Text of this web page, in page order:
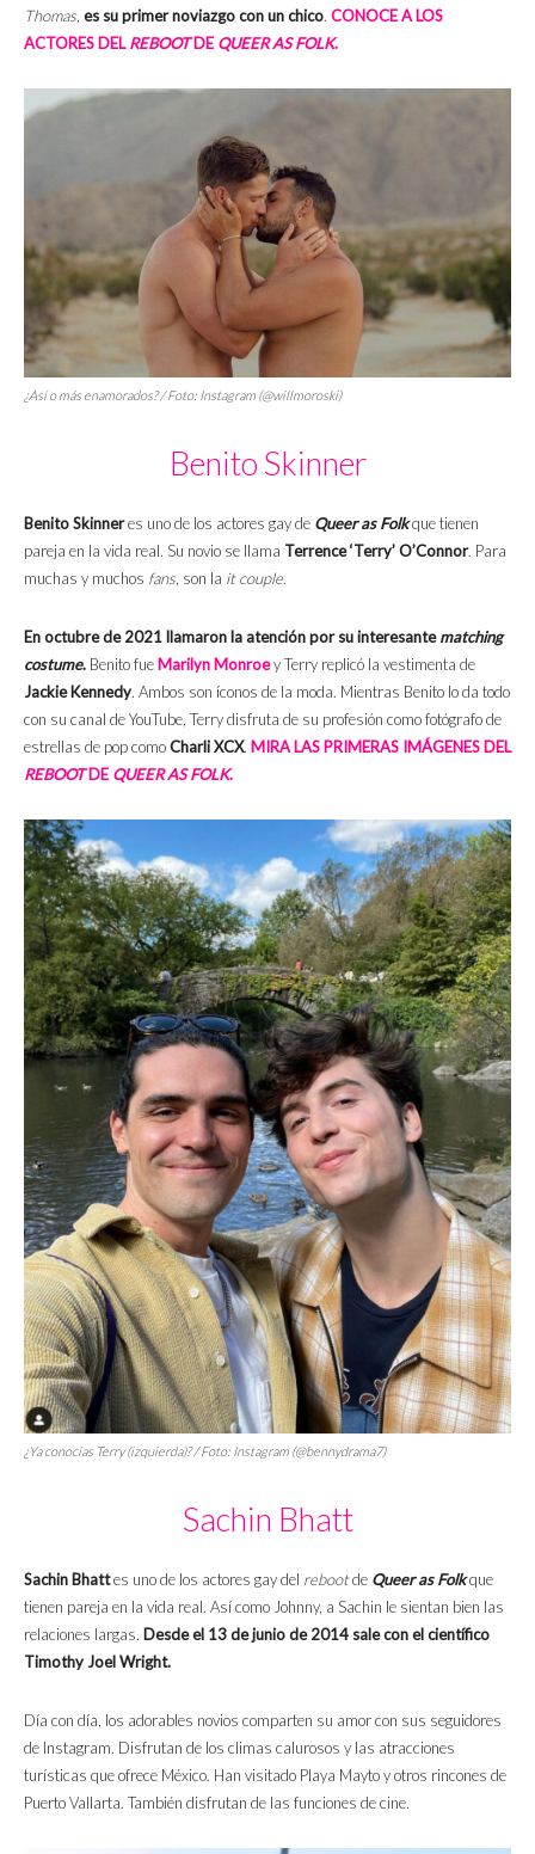
Thomas, es su primer noviazgo con un chico. CONOCE A LOS
ACTORES DELREBOOTDE QUEER AS FOLK.
¿Así o más enamorados? / Foto: Instagram (@willmoroski)
Benito Skinner
Benito Skinneres uno de los actores gay de Queer as Folkque tienen
pareja en la vida real. Su novio se llama Terrence ‘Terry’ O’Connor. Para
muchas y muchos fans , son la it couple.
En octubre de 2021 llamaron la atención por su interesantematching
costume. Benito fue Marilyn Monroey Terry replicó la vestimenta de
Jackie Kennedy. Ambos son íconos de la moda. Mientras Benito lo da todo
con su canal de YouTube, Terry disfruta de su profesión como fotógrafo de
estrellas de pop comoCharli XCX. MIRA LAS PRIMERAS IMÁGENES DEL
REBOOTDE QUEER AS FOLK.
¿Ya conocías Terry (izquierda)? / Foto: Instagram (@bennydrama7)
Sachin Bhatt
Sachin Bhattes uno de los actores gay del rebootde Queer as Folkque
tienen pareja en la vida real. Así como Johnny, a Sachin le sientan bien las
relaciones largas. Desde el 13 de junio de 2014 sale con el científico
Timothy Joel Wright.
Día con día, los adorables novios comparten su amor con sus seguidores
de Instagram. Disfrutan de los climas calurosos y las atracciones
turísticas que ofrece México. Han visitado Playa Mayto y otros rincones de
Puerto Vallarta. También disfrutan de las funciones de cine.